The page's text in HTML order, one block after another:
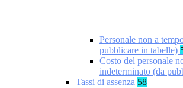
Personale non a
pubblicare in tabelle)
Costo del personale
indeterminato (da
Tassi di assenza 58